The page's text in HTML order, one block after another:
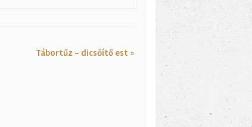
Tábortűz – dicsőítő est »